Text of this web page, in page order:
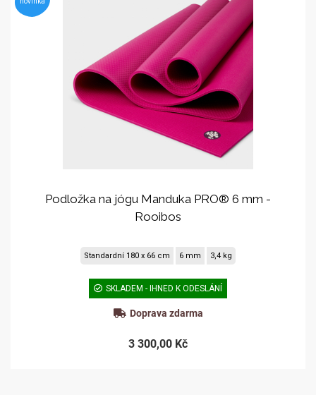
Podložka na jógu Manduka PRO® 6 mm -
Rooibos
Standardní 180 x 66 cm 6 mm 3,4 kg
SKLADEM - IHNED K ODESLÁNÍ
Doprava zdarma
3 300,00 Kč